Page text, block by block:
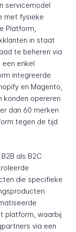
servicemodel
met fysieke
Platform,
in staat
te beheren via
enkel
integreerde
en Magento,
konden opereren
dan 60 merken
tegen de tijd
als B2C
die specifieke
platform, waarbij
via een